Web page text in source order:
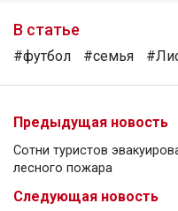
В статье
#футбол #семья
Предыдущая новость
Сотни туристов
лесного пожара
Следующая новость